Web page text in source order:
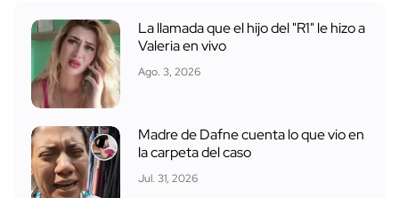
La llamada que el hijo del "R1" le hizo a
Valeria en vivo
Ago. 3, 2026
Madre de Dafne cuenta lo que vio en
la carpeta del caso
Jul. 31, 2026